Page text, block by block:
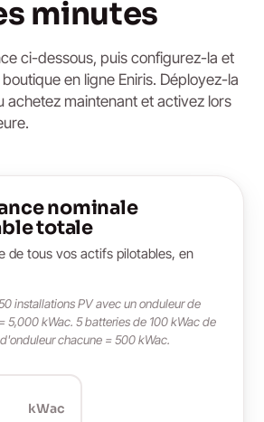
minutes
ci-dessous, puis configurez-la et
en ligne Eniris. Déployez-la
achetez maintenant et activez lors
nominale
totale
de tous vos actifs pilotables, en
installations PV avec un onduleur de
5,000 kWac. 5 batteries de 100 kWac de
chacune = 500 kWac.
kWac